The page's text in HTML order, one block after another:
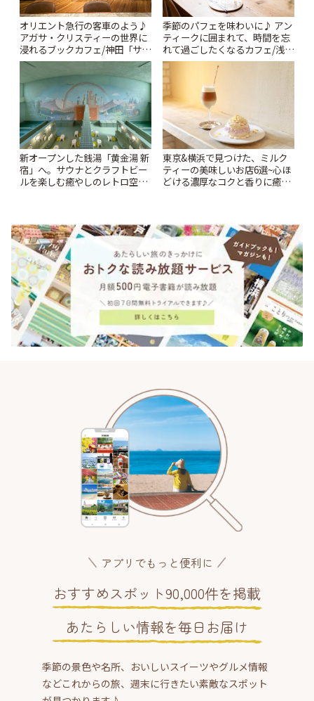
オリエント急行の客車のよう♪
アガサ・クリスティーの世界に
浸れるブックカフェ/神田「サロ
ンクリスティ」 | ことりっぷ
季節のパフェを味わいに♪ アン
ティークに囲まれて、時間を忘
れて過ごしたくなるカフェ/浅草
「annorum cafe」 | ことりっぷ
新オープンした銭湯「黄金湯 新
宿」へ。サウナとクラフトビー
ルを楽しむ癒やしのレトロ空間
東京&横浜で見つけた、ミルク
ティーの美味しいお店6選~心ほ
どける濃厚なコクと香りに癒や
アプリでもっと便利に
おすすめスポット90,000件を掲載
あたらしい情報を毎日お届け
季節の景色や名所、おいしいスイーツやグルメ情報
などこれからの旅、週末に行きたい素敵なスポット